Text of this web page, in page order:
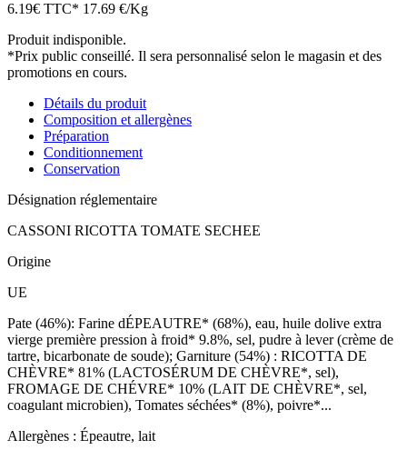
6.19€ TTC* 17.69 €/Kg
Produit indisponible.
*Prix public conseillé. Il sera personnalisé selon le magasin et des
promotions en cours.
Détails du produit
Composition et allergènes
Préparation
Conditionnement
Conservation
Désignation réglementaire
CASSONI RICOTTA TOMATE SECHEE
Origine
UE
Pate (46%): Farine dÉPEAUTRE* (68%), eau, huile dolive extra
vierge première pression à froid* 9.8%, sel, pudre à lever (crème de
tartre, bicarbonate de soude); Garniture (54%) : RICOTTA DE
CHÈVRE* 81% (LACTOSÉRUM DE CHÈVRE*, sel),
FROMAGE DE CHÉVRE* 10% (LAIT DE CHÈVRE*, sel,
coagulant microbien), Tomates séchées* (8%), poivre*...
Allergènes : Épeautre, lait